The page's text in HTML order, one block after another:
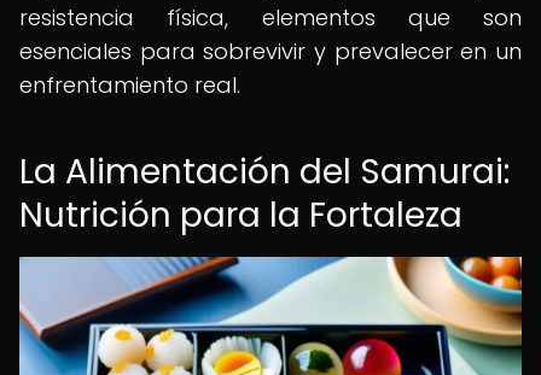
resistencia física, elementos que son
esenciales para sobrevivir y prevalecer en un
enfrentamiento real.
La Alimentación del Samurai:
Nutrición para la Fortaleza